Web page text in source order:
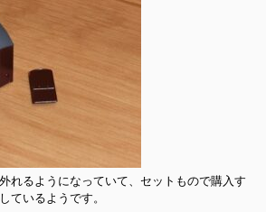
れるようになっていて、セットもので購入す
ているようです。